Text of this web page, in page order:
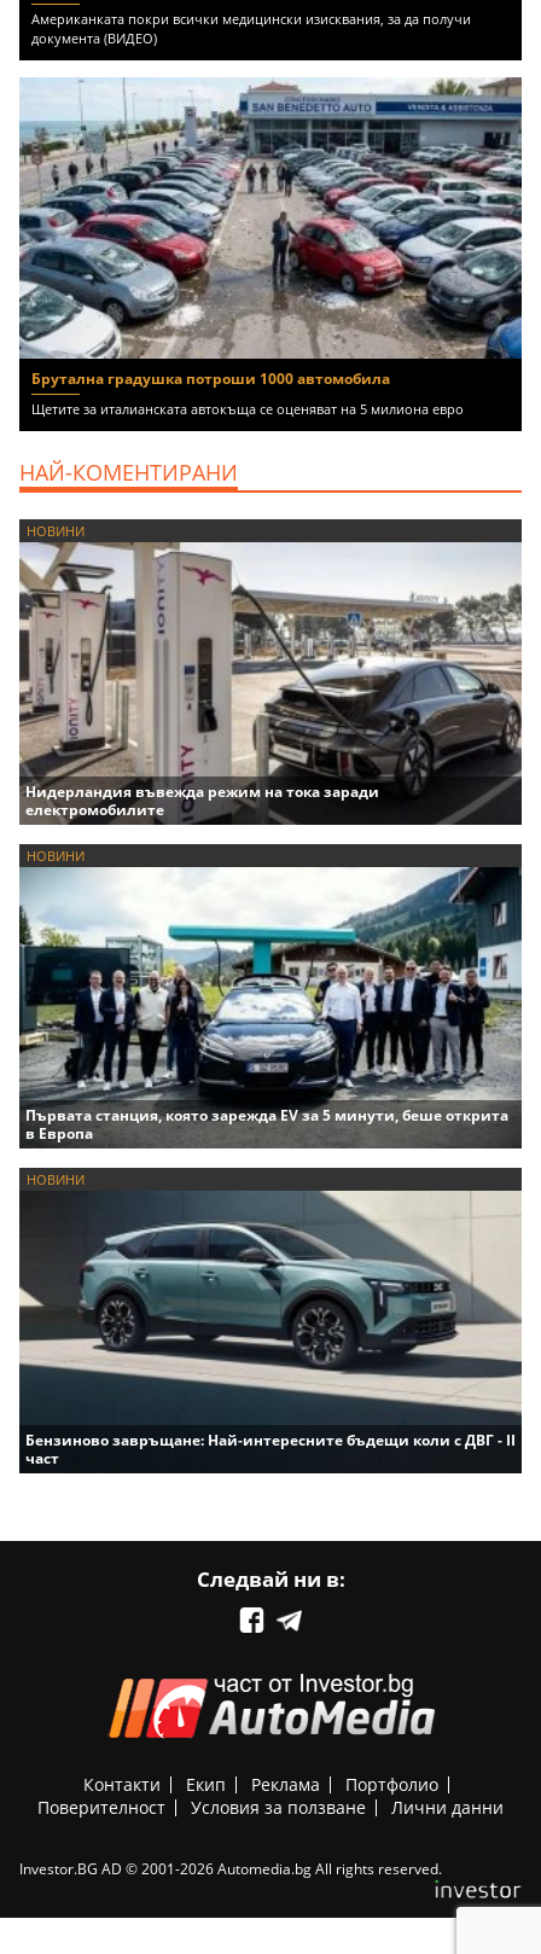
Американката покри всички медицински изисквания, за да получи
документа (ВИДЕО)
Брутална градушка потроши 1000 автомобила
Щетите за италианската автокъща се оценяват на 5 милиона евро
НАЙ-КОМЕНТИРАНИ
НОВИНИ
Нидерландия въвежда режим на тока заради
електромобилите
НОВИНИ
Първата станция, която зарежда EV за 5 минути, беше открита
в Европа
НОВИНИ
Бензиново завръщане: Най-интересните бъдещи коли с ДВГ - II
част
Следвай ни в:
Контакти Екип Реклама
Портфолио
Поверителност
Условия за ползване Лични данни
Investor.BG AD © 2001-2026 Automedia.bg All rights reserved.